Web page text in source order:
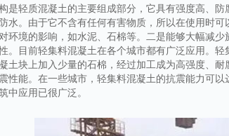
是轻质混凝土的主要组成部分，它具有强度高、
水。由于它不含有任何有害物质，所以在使用时
环境的影响，如水泥、石棉等。二是能够大幅减
。目前轻集料混凝土在各个城市都有广泛应用。
土块上加入少量的石棉，经过加工成为高强度、
性能。在一些城市，轻集料混凝土的抗震能力可
中应用已很广泛。